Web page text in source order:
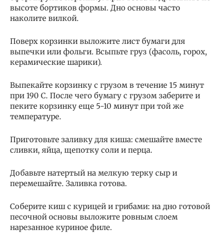
высоте бортиков формы. Дно основы часто
наколите вилкой.
Поверх корзинки выложите лист бумаги для
выпечки или фольги. Всыпьте груз (фасоль, горох,
керамические шарики).
Выпекайте корзинку с грузом в течение 15 минут
при 190 С. После чего бумагу с грузом заберите и
пеките корзинку еще 5-10 минут при той же
температуре.
Приготовьте заливку для киша: смешайте вместе
сливки, яйца, щепотку соли и перца.
Добавьте натертый на мелкую терку сыр и
перемешайте. Заливка готова.
Соберите киш с курицей и грибами: на дно готовой
песочной основы выложите ровным слоем
нарезанное куриное филе.